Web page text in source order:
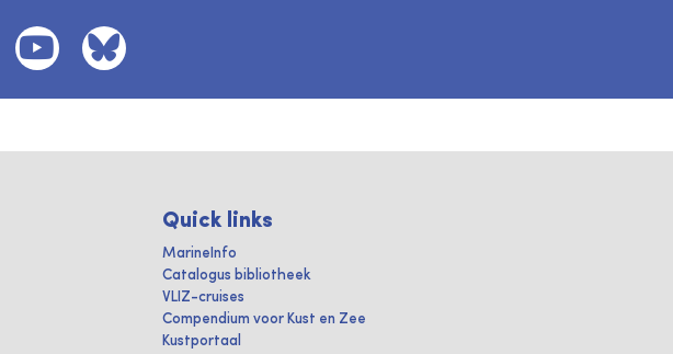
Quick links
MarineInfo
Catalogus bibliotheek
VLIZ-cruises
Compendium voor Kust en Zee
Kustportaal